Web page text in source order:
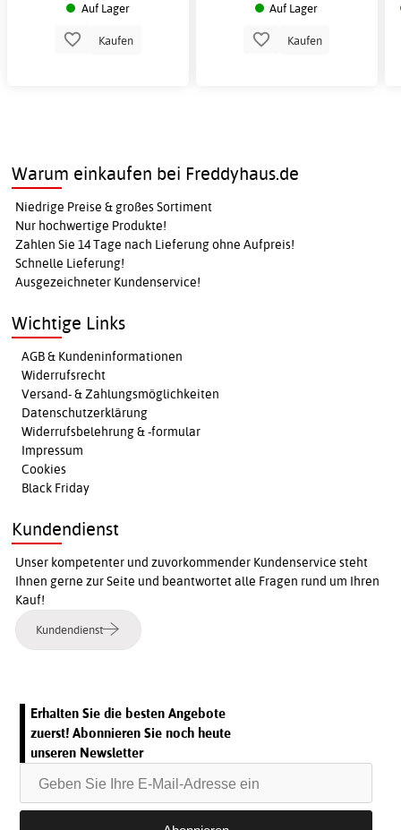
Auf Lager
Kaufen
Auf Lager
Kaufen
Warum einkaufen bei Freddyhaus.de
Niedrige Preise & großes Sortiment
Nur hochwertige Produkte!
Zahlen Sie 14 Tage nach Lieferung ohne Aufpreis!
Schnelle Lieferung!
Ausgezeichneter Kundenservice!
Wichtige Links
AGB & Kundeninformationen
Widerrufsrecht
Versand- & Zahlungsmöglichkeiten
Datenschutzerklärung
Widerrufsbelehrung & -formular
Impressum
Cookies
Black Friday
Kundendienst
Unser kompetenter und zuvorkommender Kundenservice steht
Ihnen gerne zur Seite und beantwortet alle Fragen rund um Ihren
Kauf!
Kundendienst
Erhalten Sie die besten Angebote
zuerst! Abonnieren Sie noch heute
unseren Newsletter